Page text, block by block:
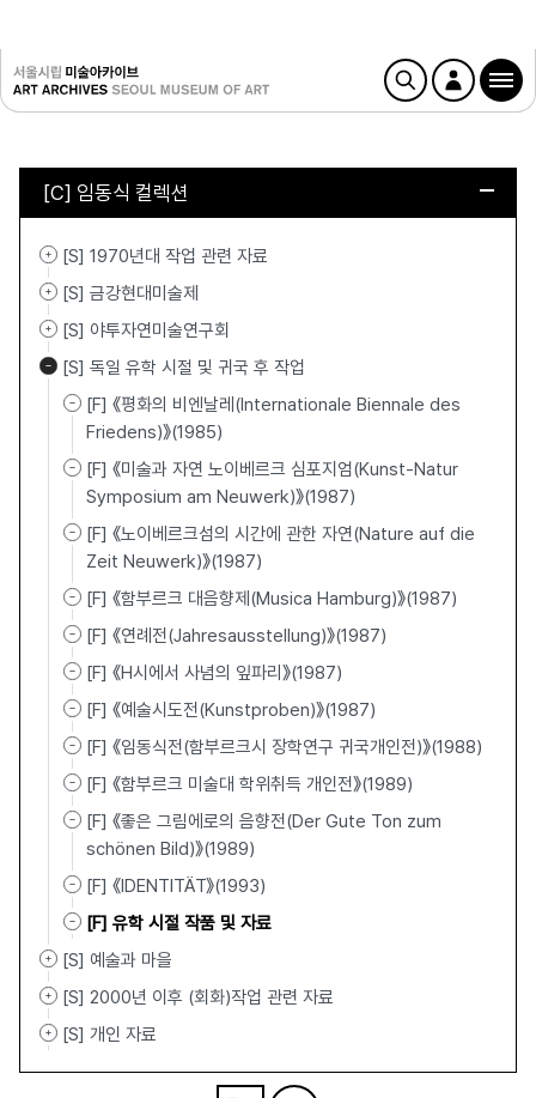
[C] 임동식 컬렉션
[S] 1970년대 작업 관련 자료
[S] 금강현대미술제
[S] 야투자연미술연구회
[S] 독일 유학 시절 및 귀국 후 작업
[F] 《평화의 비엔날레(Internationale Biennale des
Friedens)》(1985)
[F] 《미술과 자연 노이베르크 심포지엄(Kunst-Natur
Symposium am Neuwerk)》(1987)
[F] 《노이베르크섬의 시간에 관한 자연(Nature auf die
Zeit Neuwerk)》(1987)
[F] 《함부르크 대음향제(Musica Hamburg)》(1987)
[F] 《연례전(Jahresausstellung)》(1987)
[F] 《H시에서 사념의 잎파리》(1987)
[F] 《예술시도전(Kunstproben)》(1987)
[F] 《임동식전(함부르크시 장학연구 귀국개인전)》(1988)
[F] 《함부르크 미술대 학위취득 개인전》(1989)
[F] 《좋은 그림에로의 음향전(Der Gute Ton zum
schönen Bild)》(1989)
[F] 《IDENTITÄT》(1993)
[F] 유학 시절 작품 및 자료
[S] 예술과 마을
[S] 2000년 이후 (회화)작업 관련 자료
[S] 개인 자료